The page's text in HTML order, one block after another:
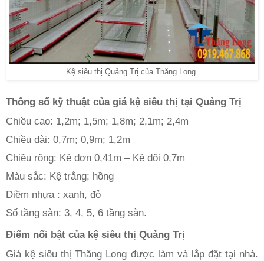
Kệ siêu thị Quảng Trị của Thăng Long
Thông số kỹ thuật của giá kệ siêu thị tại Quảng Trị
Chiều cao: 1,2m; 1,5m; 1,8m; 2,1m; 2,4m
Chiều dài: 0,7m; 0,9m; 1,2m
Chiều rộng: Kệ đơn 0,41m – Kệ đôi 0,7m
Màu sắc: Kệ trắng; hồng
Diềm nhựa : xanh, đỏ
Số tầng sàn: 3, 4, 5, 6 tầng sàn.
Điểm nổi bật của kệ siêu thị Quảng Trị
Giá kệ siêu thị Thăng Long được làm và lắp đặt tại nhà.